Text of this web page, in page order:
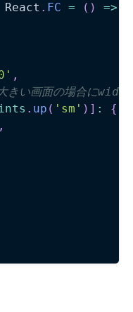
React . FC = ( ) =>
,
きい画面の場合に
. up ( 'sm' ) ] :
{
,